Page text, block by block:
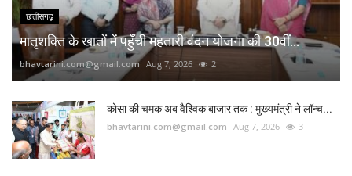
छत्तीसगढ़
मातृशक्ति के खातों में पहुँची महतारी वंदन योजना की 30वीं...
bhavtarini.com@gmail.com Aug 7, 2026 2
कोसा की चमक अब वैश्विक बाजार तक : मुख्यमंत्री ने लॉन्च...
bhavtarini.com@gmail.com Aug 7, 2026 3